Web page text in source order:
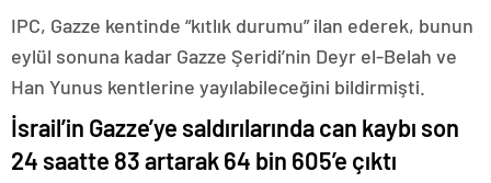
IPC, Gazze kentinde “kıtlık durumu” ilan ederek, bunun
eylül sonuna kadar Gazze Şeridi’nin Deyr el-Belah ve
Han Yunus kentlerine yayılabileceğini bildirmişti.
İsrail’in Gazze’ye saldırılarında can kaybı son
24 saatte 83 artarak 64 bin 605’e çıktı